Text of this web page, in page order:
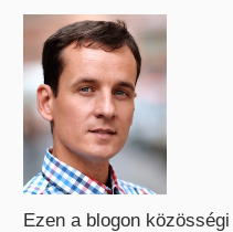
Ezen a blogon